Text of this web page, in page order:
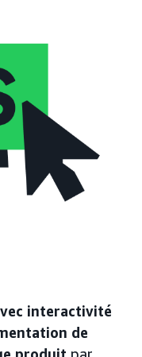
interactivité
de